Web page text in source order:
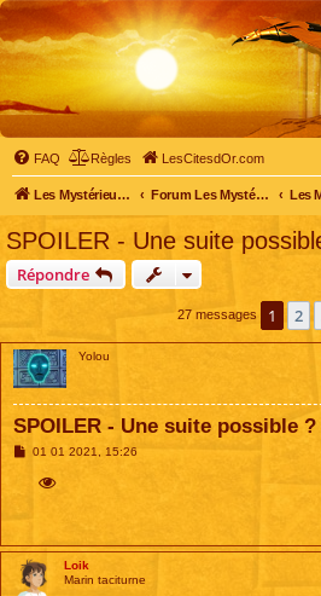
FAQ Règles LesCitesdOr.com
Les Mystérieuses Cités d'Or - LesCitesdOr.com Forum Les Mystérieuses Cités d'Or
SPOILER - Une suite
Répondre
27 messages 1 2
Yolou
SPOILER - Une suite possible ?
M01 01 2021, 15:26
Loik
Marin taciturne